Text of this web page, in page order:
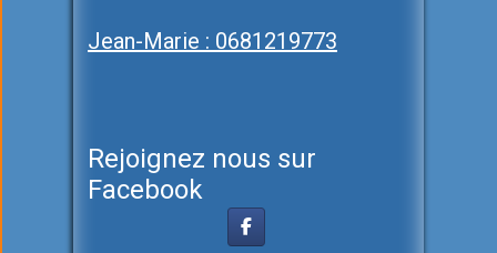
Jean-Marie : 0681219773
Rejoignez nous sur
Facebook